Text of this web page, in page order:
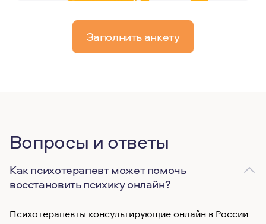
Заполнить анкету
Вопросы и ответы
Как психотерапевт может помочь
восстановить психику онлайн?
Психотерапевты консультирующие онлайн в России